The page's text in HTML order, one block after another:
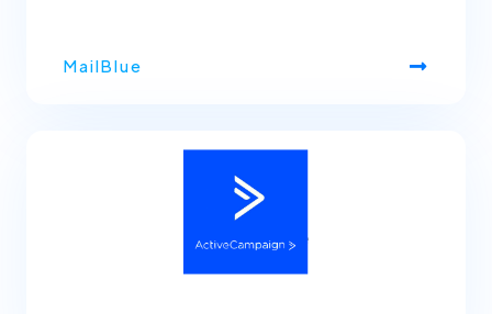
MailBlue